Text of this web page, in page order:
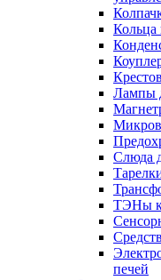
Кольца
Лампы
Слюда
ТЭНы
печей